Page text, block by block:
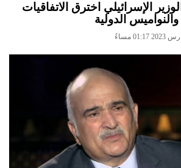
الإسرائيلي اخترق الاتفاقيات
والنواميس الدولية